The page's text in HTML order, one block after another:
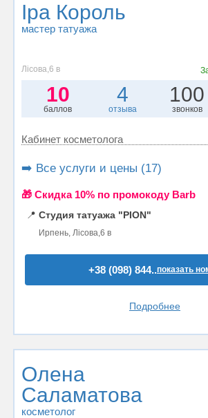
Іра Король
мастер татуажа
Лісова,6 в
10
баллов
4
отзыва
100
звонков
Кабинет косметолога
➡️ Все услуги и цены (17)
🎁 Cкидка 10% по промокоду Barb
📍 Студия татуажа "PION"
Ирпень, Лісова,6 в
+38 (098) 844..показать
Подробнее
Олена
Саламатова
косметолог